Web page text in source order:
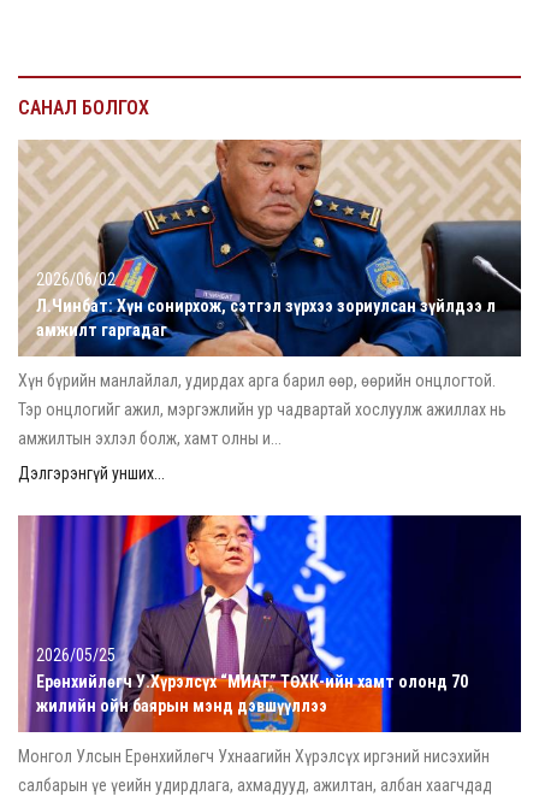
САНАЛ БОЛГОХ
2026/06/02
Л.Чинбат: Хүн сонирхож, сэтгэл зүрхээ зориулсан зүйлдээ л
амжилт гаргадаг
Хүн бүрийн манлайлал, удирдах арга барил өөр, өөрийн онцлогтой.
Тэр онцлогийг ажил, мэргэжлийн ур чадвартай хослуулж ажиллах нь
амжилтын эхлэл болж, хамт олны и...
Дэлгэрэнгүй унших...
2026/05/25
Ерөнхийлөгч У.Хүрэлсүх “МИАТ” ТӨХК-ийн хамт олонд 70
жилийн ойн баярын мэнд дэвшүүллээ
Монгол Улсын Ерөнхийлөгч Ухнаагийн Хүрэлсүх иргэний нисэхийн
салбарын үе үеийн удирдлага, ахмадууд, ажилтан, албан хаагчдад